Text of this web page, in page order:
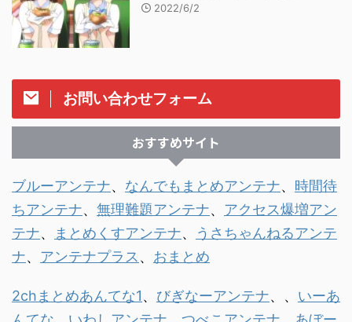
2022/6/2
お問い合わせフォーム
おすすめサイト
ブルーアンテナ、 なんでもまとめアンテナ、 時間待
ちアンテナ、 無理難題アンテナ、 アクセス爆増アン
テナ、 まとめくすアンテナ、
うさちゃんねるアンテ
ナ、 アンテナプラス 、 おまとめ
2chまとめあんてな1、 びぎなーアンテナ、、 いーあ